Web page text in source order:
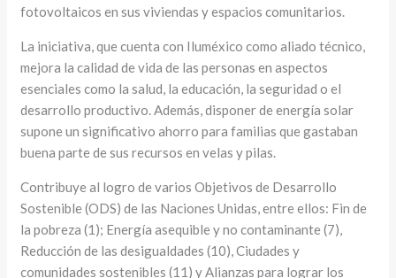
fotovoltaicos en sus viviendas y espacios comunitarios.
La iniciativa, que cuenta con Iluméxico como aliado técnico,
mejora la calidad de vida de las personas en aspectos
esenciales como la salud, la educación, la seguridad o el
desarrollo productivo. Además, disponer de energía solar
supone un significativo ahorro para familias que gastaban
buena parte de sus recursos en velas y pilas.
Contribuye al logro de varios Objetivos de Desarrollo
Sostenible (ODS) de las Naciones Unidas, entre ellos: Fin de
la pobreza (1); Energía asequible y no contaminante (7),
Reducción de las desigualdades (10), Ciudades y
comunidades sostenibles (11) y Alianzas para lograr los